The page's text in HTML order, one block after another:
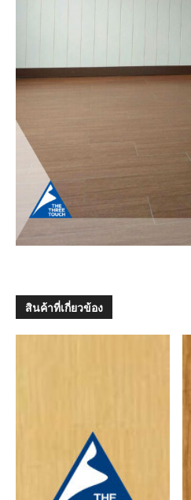
สินค้าที่เกี่ยวข้อง